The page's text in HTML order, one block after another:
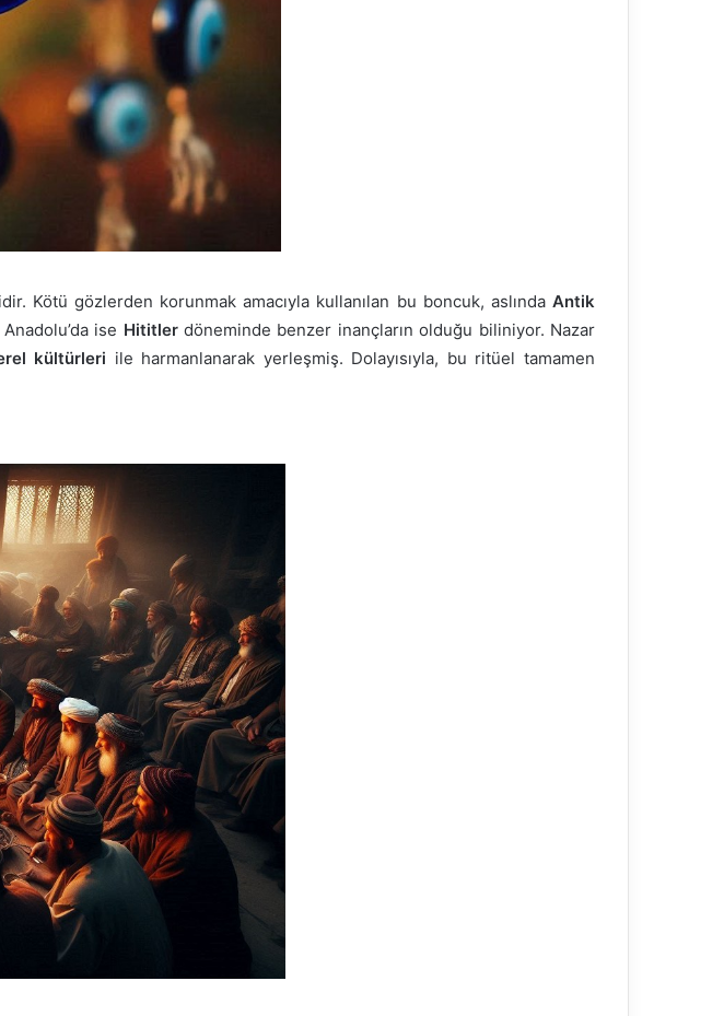
Kötü gözlerden korunmak amacıyla kullanılan bu boncuk, aslındaAntik
ise Hititlerdöneminde benzer inançların olduğu biliniyor. Nazar
kültürleri ile harmanlanarak yerleşmiş. Dolayısıyla, bu ritüel tamamen